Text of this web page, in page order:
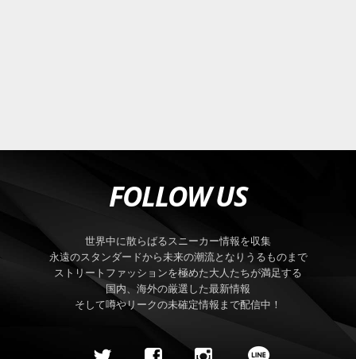
FOLLOW US
世界中に散らばるスニーカー情報を収集
永遠のスタンダードから未来の潮流となりうるものまで
ストリートファッションを極めた大人たちが満足する
国内、海外の厳選した最新情報
そして噂やリークの未確定情報まで配信中！